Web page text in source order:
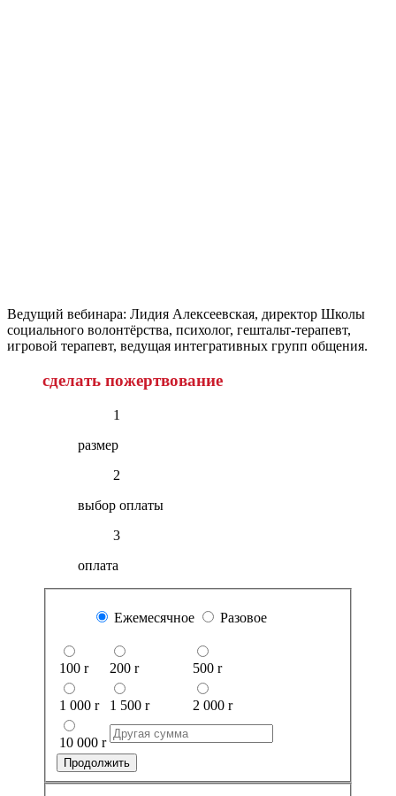
Ведущий вебинара: Лидия Алексеевская, директор Школы
социального волонтёрства, психолог, гештальт-терапевт,
игровой терапевт, ведущая интегративных групп общения.
сделать пожертвование
1
размер
2
выбор оплаты
3
оплата
Ежемесячное Разовое
100 r 200 r 500 r
1 000 r 1 500 r 2 000 r
10 000 r
Продолжить